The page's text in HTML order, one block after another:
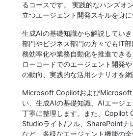
るコースです。 実践的なハンズオ
立つエージェント開発スキルを身に
生成AIの基礎知識から解説してい
部門やビジネス部門の方々でもIT
務効率化や業務自動化を推進でき
ローコードでのエージェント開発
の動向、実践的な活用シナリオを網
Microsoft Copilotおよび
い、生成AIの基礎知識、AIエージ
丁寧に整理します。また、Copilot
Studioライト/フル、SharePointナ
など、多様なエージェント機能の